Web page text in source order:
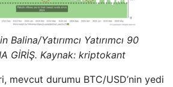
Balina/Yatırımcı Yatırımcı 90
GİRİŞ. Kaynak: kriptokant
mevcut durumu BTC/USD’nin yedi